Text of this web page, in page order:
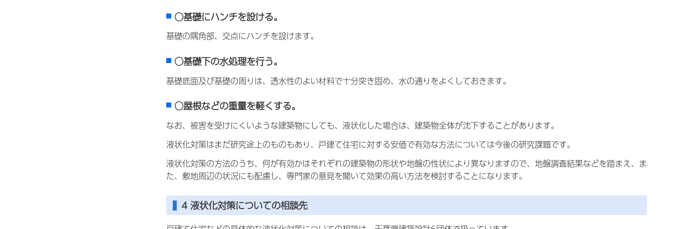
○基礎にハンチを設ける。
基礎の隅角部、交点にハンチを設けます。
○基礎下の水処理を行う。
基礎底面及び基礎の周りは、透水性のよい材料で十分突き固め、水の通りをよくしておきます。
○屋根などの重量を軽くする。
なお、被害を受けにくいような建築物にしても、液状化した場合は、建築物全体が沈下することがあります。
液状化対策はまだ研究途上のものもあり、戸建て住宅に対する安価で有効な方法については今後の研究課題です。
液状化対策の方法のうち、何が有効かはそれぞれの建築物の形状や地盤の性状により異なりますので、地盤調査結果などを踏まえ、ま
た、敷地周辺の状況にも配慮し、専門家の意見を聞いて効果の高い方法を検討することになります。
4 液状化対策についての相談先